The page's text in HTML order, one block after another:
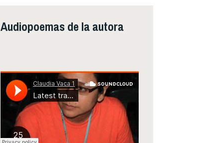
Audiopoemas de la autora